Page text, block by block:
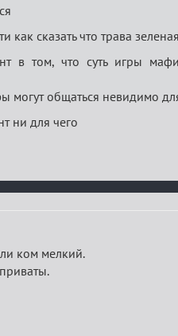
как сказать что трава
в том, что суть игры
могут общаться невидимо
ни для чего
ком мелкий.